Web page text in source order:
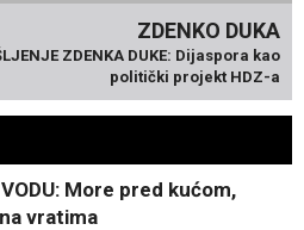
ZDENKO DUKA
ZDENKA DUKE: Dijaspora kao
politički projekt HDZ-a
VODU: More pred kućom,
vratima